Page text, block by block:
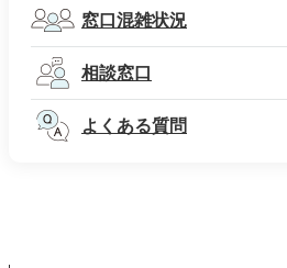
窓口混雑状況
相談窓口
よくある質問